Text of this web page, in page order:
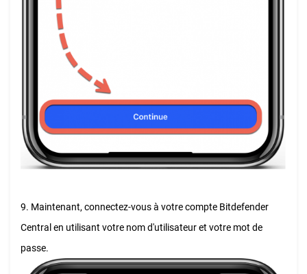
9. Maintenant, connectez-vous à votre compte Bitdefender
Central en utilisant votre nom d'utilisateur et votre mot de
passe.